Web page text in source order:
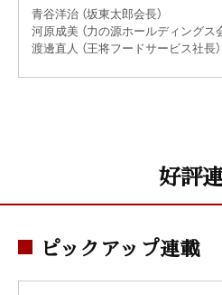
青谷洋治 （坂東太郎会長）
河原成美 （力の源ホールディングス
渡邊直人 （王将フードサービス社長）
好評
ピックアップ連載